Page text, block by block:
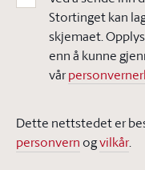
Stortinget kan
skjemaet.
enn å kunne
vår
Dette nettstedet er
personvern ogvilkår.